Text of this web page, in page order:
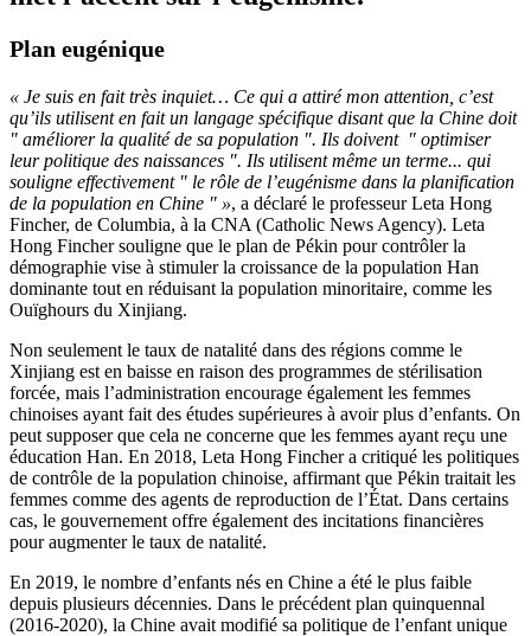
Plan eugénique
« Je suis en fait très inquiet… Ce qui a attiré mon attention, c’est
qu’ils utilisent en fait un langage spécifique disant que la Chine doit
" améliorer la qualité de sa population ". Ils doivent " optimiser
leur politique des naissances ". Ils utilisent même un terme... qui
souligne effectivement " le rôle de l’eugénisme dans la planification
de la population en Chine " », a déclaré le professeur Leta Hong
Fincher, de Columbia, à la CNA (Catholic News Agency). Leta
Hong Fincher souligne que le plan de Pékin pour contrôler la
démographie vise à stimuler la croissance de la population Han
dominante tout en réduisant la population minoritaire, comme les
Ouïghours du Xinjiang.
Non seulement le taux de natalité dans des régions comme le
Xinjiang est en baisse en raison des programmes de stérilisation
forcée, mais l’administration encourage également les femmes
chinoises ayant fait des études supérieures à avoir plus d’enfants. On
peut supposer que cela ne concerne que les femmes ayant reçu une
éducation Han. En 2018, Leta Hong Fincher a critiqué les politiques
de contrôle de la population chinoise, affirmant que Pékin traitait les
femmes comme des agents de reproduction de l’État. Dans certains
cas, le gouvernement offre également des incitations financières
pour augmenter le taux de natalité.
En 2019, le nombre d’enfants nés en Chine a été le plus faible
depuis plusieurs décennies. Dans le précédent plan quinquennal
(2016-2020), la Chine avait modifié sa politique de l’enfant unique